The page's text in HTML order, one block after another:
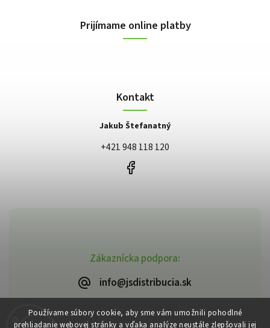
Používame súbory cookie, aby sme vám umožnili pohodlné
prehliadanie webovej stránky a vďaka analýze neustále zlepšovali jej
Zákaznícka podpora:
info@jsdistribucia.sk
Prijímame online platby
Kontakt
Jakub Štefanatný
+421 948 118 120